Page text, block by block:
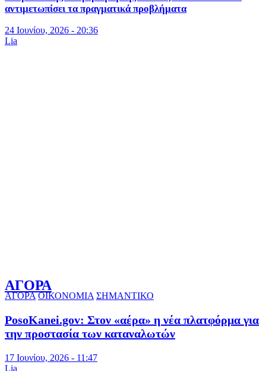
αντιμετωπίσει τα πραγματικά προβλήματα
24 Ιουνίου, 2026 - 20:36
Lia
ΑΓΟΡΑ
ΑΓΟΡΑ ΟΙΚΟΝΟΜΙΑ ΣΗΜΑΝΤΙΚΟ
PosoKanei.gov: Στον «αέρα» η νέα πλατφόρμα για
την προστασία των καταναλωτών
17 Ιουνίου, 2026 - 11:47
Lia